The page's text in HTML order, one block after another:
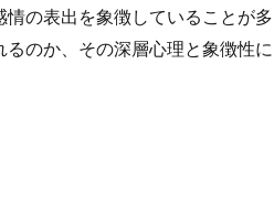
の表出を象徴していることが多
のか、その深層心理と象徴性に